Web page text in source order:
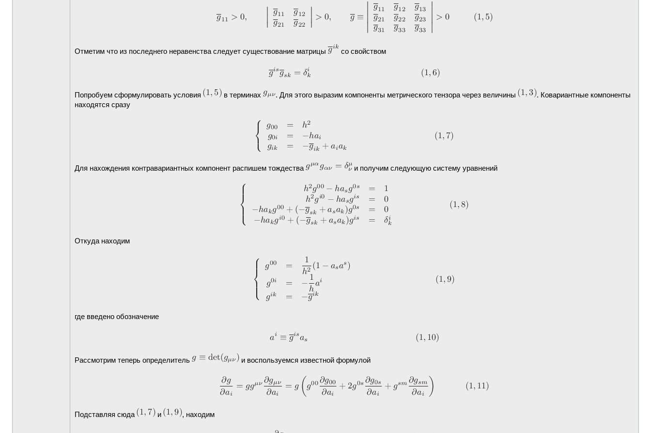
Отметим что из последнего неравенства следует существование матрицы со свойством
Попробуем сформулировать условия в терминах . Для этого выразим компоненты метрического тензора через величины
. Ковариантные компоненты
находятся сразу
Для нахождения контравариантных компонент распишем тождества и получим следующую систему уравнений
Откуда находим
где введено обозначение
Рассмотрим теперь определитель и воспользуемся известной формулой
Подставляя сюда и , находим